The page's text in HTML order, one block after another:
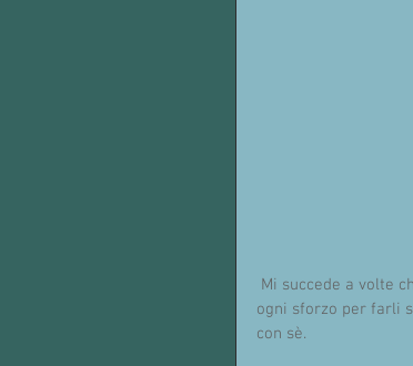
ogni sforzo per farli
con sè.